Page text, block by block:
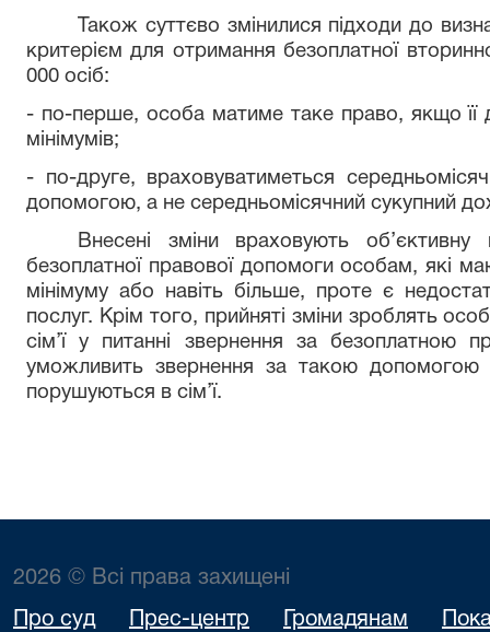
Також суттєво змінилися підходи до
критерієм для отримання безоплатної
000 осіб:
- по-перше, особа матиме таке право, якщо її
мінімумів;
- по-друге, враховуватиметься
допомогою, а не середньомісячний сукупний
Внесені зміни враховують
безоплатної правової допомоги особам, які
мінімуму або навіть більше, проте є
послуг. Крім того, прийняті зміни зроблять
сім’ї у питанні звернення за
уможливить звернення за такою допомогою
порушуються в сім’ї.
2026 © Всі права захищені
Про суд Прес-центр Громадянам